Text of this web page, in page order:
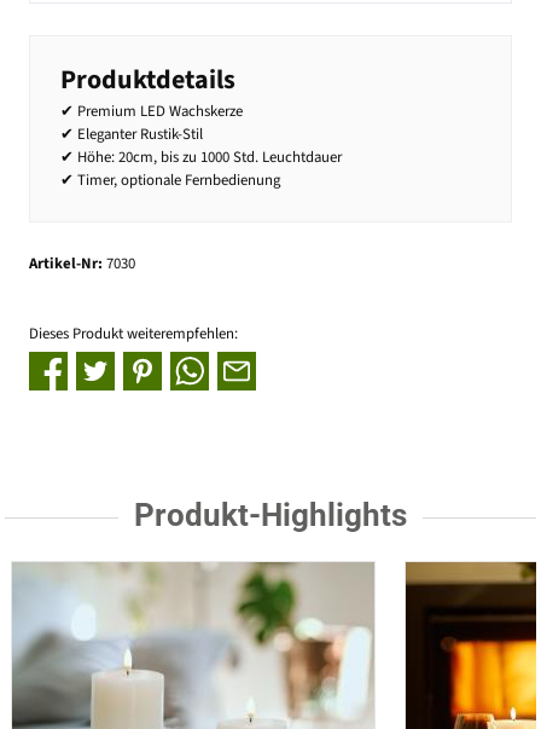
Produktdetails
✔ Premium LED Wachskerze
✔ Eleganter Rustik-Stil
✔ Höhe: 20cm, bis zu 1000 Std. Leuchtdauer
✔ Timer, optionale Fernbedienung
Artikel-Nr: 7030
Dieses Produkt weiterempfehlen:
Produkt-Highlights